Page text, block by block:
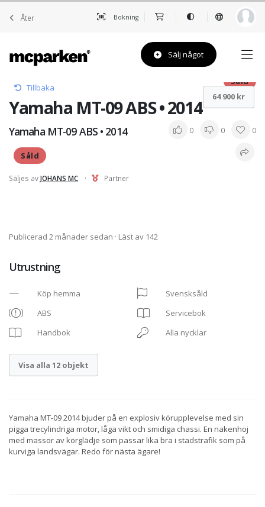
Åter Bokning
Sälj något
Tillbaka
Yamaha MT-09 ABS • 2014
Såld
Yamaha MT-09 ABS • 2014
Såld
0 0 0
Säljes avJOHANS MC · Partner
64 900 kr
Publicerad 2 månader sedan · Läst av 142
Utrustning
Köp hemma
Svensksåld
ABS
Servicebok
Handbok
Alla nycklar
Visa alla 12 objekt
Yamaha MT-09 2014 bjuder på en explosiv körupplevelse med sin
pigga trecylindriga motor, låga vikt och smidiga chassi. En nakenhoj
med massor av körglädje som passar lika bra i stadstrafik som på
kurviga landsvägar. Redo för nästa ägare!